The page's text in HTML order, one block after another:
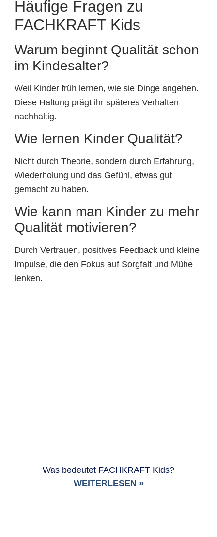
Häufige Fragen zu
FACHKRAFT Kids
Warum beginnt Qualität schon
im Kindesalter?
Weil Kinder früh lernen, wie sie Dinge angehen.
Diese Haltung prägt ihr späteres Verhalten
nachhaltig.
Wie lernen Kinder Qualität?
Nicht durch Theorie, sondern durch Erfahrung,
Wiederholung und das Gefühl, etwas gut
gemacht zu haben.
Wie kann man Kinder zu mehr
Qualität motivieren?
Durch Vertrauen, positives Feedback und kleine
Impulse, die den Fokus auf Sorgfalt und Mühe
lenken.
Was bedeutet FACHKRAFT Kids?
WEITERLESEN »